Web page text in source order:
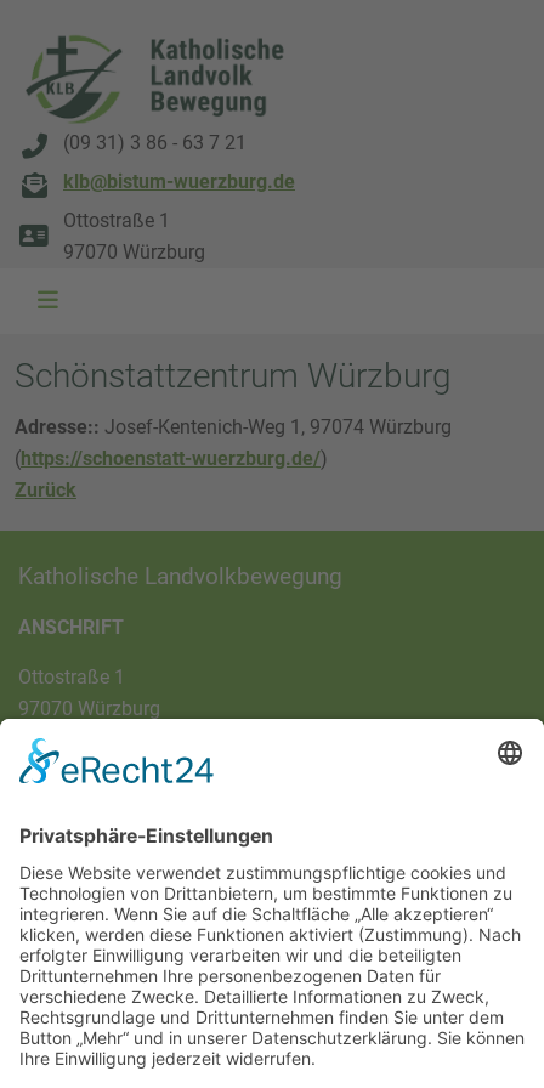
(09 31) 3 86 - 63 7 21
klb@bistum-wuerzburg.de
Ottostraße 1
97070 Würzburg
Schönstattzentrum Würzburg
Adresse:: Josef-Kentenich-Weg 1, 97074 Würzburg
(https://schoenstatt-wuerzburg.de/)
Zurück
Katholische Landvolkbewegung
ANSCHRIFT
Ottostraße 1
97070 Würzburg
DIREKT-KONTAKT
E-Mail:klb@bistum-wuerzburg.de